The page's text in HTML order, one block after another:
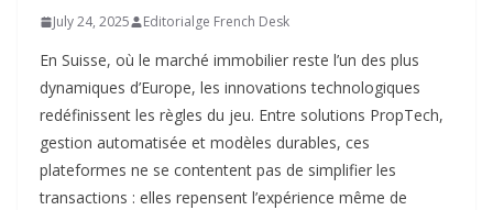
July 24, 2025 Editorialge French Desk
En Suisse, où le marché immobilier reste l’un des plus
dynamiques d’Europe, les innovations technologiques
redéfinissent les règles du jeu. Entre solutions PropTech,
gestion automatisée et modèles durables, ces
plateformes ne se contentent pas de simplifier les
transactions : elles repensent l’expérience même de